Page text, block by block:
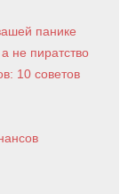
панике
не пиратство
10 советов